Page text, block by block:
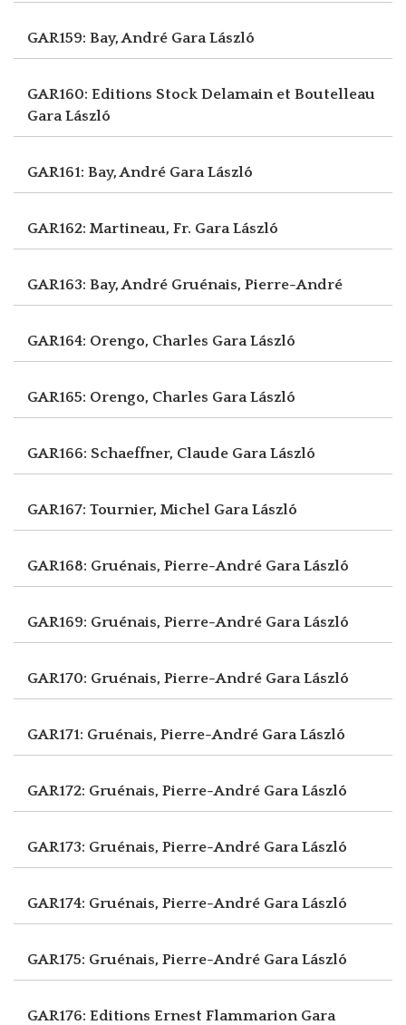
GAR159: Bay, André Gara László
GAR160: Editions Stock Delamain et Boutelleau
Gara László
GAR161: Bay, André Gara László
GAR162: Martineau, Fr. Gara László
GAR163: Bay, André Gruénais, Pierre-André
GAR164: Orengo, Charles Gara László
GAR165: Orengo, Charles Gara László
GAR166: Schaeffner, Claude Gara László
GAR167: Tournier, Michel Gara László
GAR168: Gruénais, Pierre-André Gara László
GAR169: Gruénais, Pierre-André Gara László
GAR170: Gruénais, Pierre-André Gara László
GAR171: Gruénais, Pierre-André Gara László
GAR172: Gruénais, Pierre-André Gara László
GAR173: Gruénais, Pierre-André Gara László
GAR174: Gruénais, Pierre-André Gara László
GAR175: Gruénais, Pierre-André Gara László
GAR176: Editions Ernest Flammarion Gara